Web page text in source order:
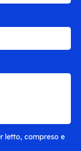
letto, compreso e